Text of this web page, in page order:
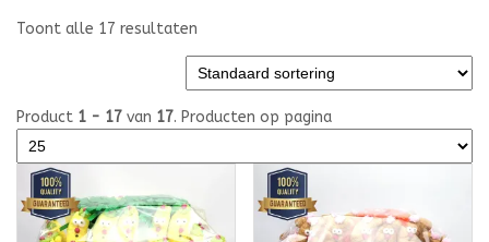
Toont alle 17 resultaten
Product 1 - 17 van 17. Producten op pagina